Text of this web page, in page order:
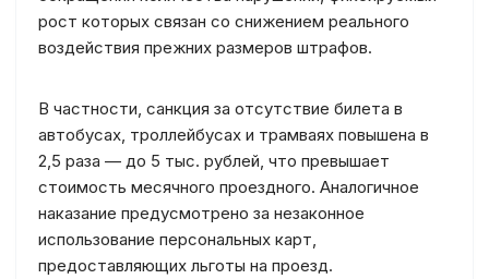
рост которых связан со снижением реального
воздействия прежних размеров штрафов.
В частности, санкция за отсутствие билета в
автобусах, троллейбусах и трамваях повышена в
2,5 раза — до 5 тыс. рублей, что превышает
стоимость месячного проездного. Аналогичное
наказание предусмотрено за незаконное
использование персональных карт,
предоставляющих льготы на проезд.